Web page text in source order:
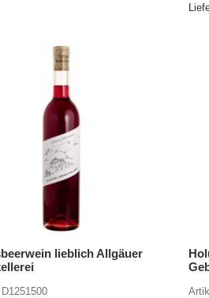
lieblich Allgäuer